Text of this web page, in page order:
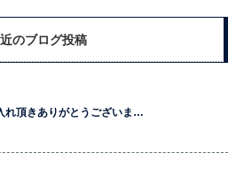
のブログ投稿
れ頂きありがとうございま…